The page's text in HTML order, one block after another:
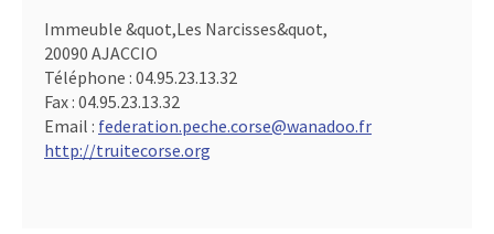
Immeuble &quot,Les Narcisses&quot,
20090 AJACCIO
Téléphone : 04.95.23.13.32
Fax : 04.95.23.13.32
Email : federation.peche.corse@wanadoo.fr
http://truitecorse.org